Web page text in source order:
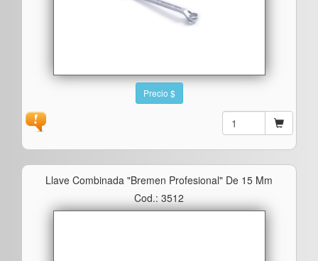
Precio $
Llave Combinada "bremen Profesional" De 15 Mm
Cod.: 3512